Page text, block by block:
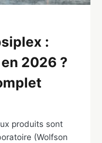
:
2026 ?
produits sont
(Wolfson